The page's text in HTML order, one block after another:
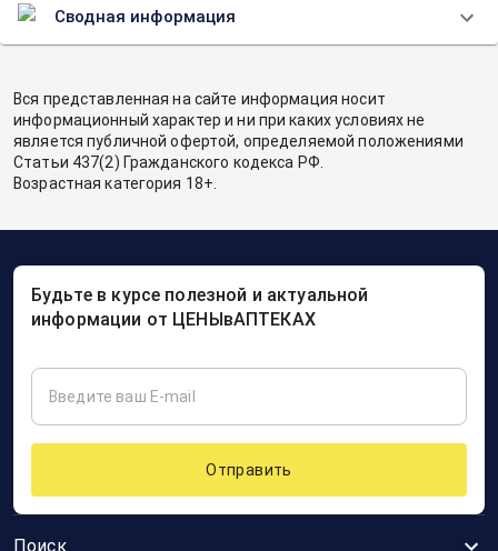
Сводная информация
Вся представленная на сайте информация носит
информационный характер и ни при каких условиях не
является публичной офертой, определяемой положениями
Статьи 437(2) Гражданского кодекса РФ.
Возрастная категория 18+.
Поиск
Будьте в курсе полезной и актуальной
информации от ЦЕНЫвАПТЕКАХ
Отправить